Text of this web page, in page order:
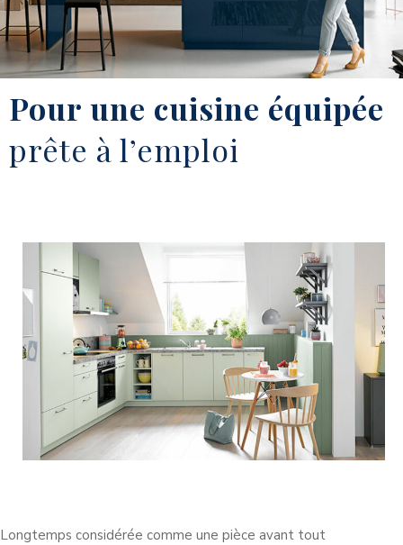
Pour une cuisine équipée
prête à l’emploi
Longtemps considérée comme une pièce avant tout